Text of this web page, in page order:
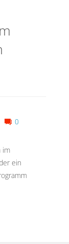
0
im
ein